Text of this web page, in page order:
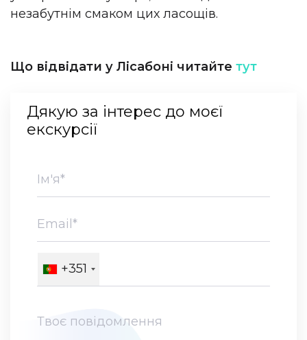
незабутнім смаком цих ласощів.
Що відвідати у Лісабоні читайте тут
Дякую за інтерес до моєї
екскурсії
+351